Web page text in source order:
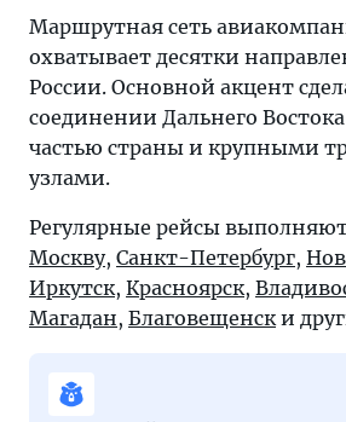
Маршрутная сеть
охватывает десятки
России. Основной акцент
соединении Дальнего
частью страны и крупными
узлами.
Регулярные рейсы
Москву, Санкт-Петербург,
Иркутск, Красноярск,
Магадан, Благовещенски